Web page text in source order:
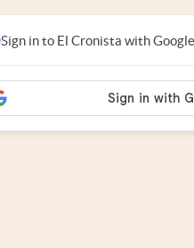
Sign in to El Cronista with Google